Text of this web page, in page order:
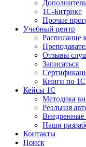
1С-Битрикс
Прочие
Учебный центр
Расписание
Отзывы
Записаться
Книги по 1С
Кейсы 1С
Методика
Реальная
Наши
Контакты
Поиск